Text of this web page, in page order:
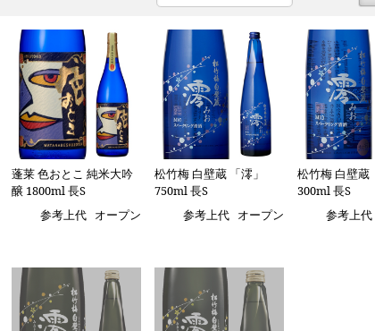
蓬莱 色おとこ 純米大吟
醸 1800ml 長S
参考上代 オープン
松竹梅 白壁蔵 「澪」
750ml 長S
参考上代 オープン
松竹梅 白壁蔵
300ml 長S
参考上代